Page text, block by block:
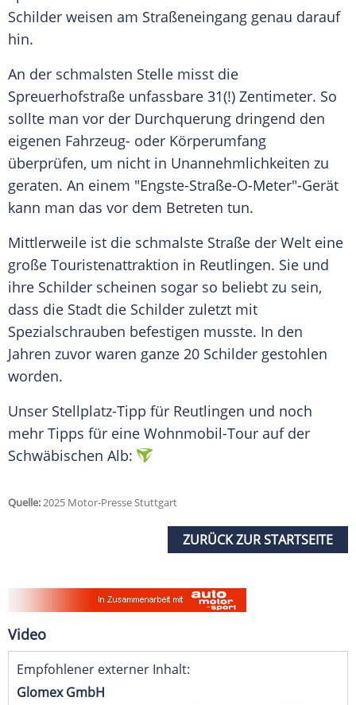
Schilder weisen am Straßeneingang genau darauf
hin.
An der schmalsten Stelle misst die
Spreuerhofstraße unfassbare 31(!) Zentimeter. So
sollte man vor der Durchquerung dringend den
eigenen Fahrzeug- oder Körperumfang
überprüfen, um nicht in Unannehmlichkeiten zu
geraten. An einem "Engste-Straße-O-Meter"-Gerät
kann man das vor dem Betreten tun.
Mittlerweile ist die schmalste Straße der Welt eine
große Touristenattraktion in Reutlingen. Sie und
ihre Schilder scheinen sogar so beliebt zu sein,
dass die Stadt die Schilder zuletzt mit
Spezialschrauben befestigen musste. In den
Jahren zuvor waren ganze 20 Schilder gestohlen
worden.
Unser Stellplatz-Tipp für Reutlingen und noch
mehr Tipps für eine Wohnmobil-Tour auf der
Schwäbischen Alb:
Quelle:2025 Motor-Presse Stuttgart
ZURÜCK ZUR STARTSEITE
Video
Empfohlener externer Inhalt:
Glomex GmbH